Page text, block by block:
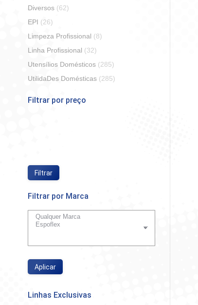
Diversos (62)
EPI (26)
Limpeza Profissional (8)
Linha Profissional (32)
Utensílios Domésticos (285)
UtilidaDes Domésticas (285)
Filtrar por preço
Filtrar
Filtrar por Marca
Aplicar
Linhas Exclusivas